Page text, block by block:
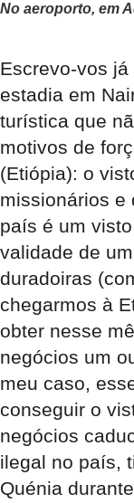
No aeroporto, em
Escrevo-vos
estadia em
turística que
motivos de
(Etiópia): o
missionários e
país é um
validade de
duradoiras
chegarmos à
obter nesse
negócios um
meu caso,
conseguir o
negócios
ilegal no país,
Quénia